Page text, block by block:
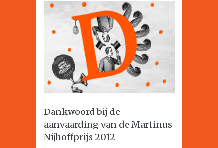
Dankwoord bij de
aanvaarding van de Martinus
Nijhoffprijs 2012